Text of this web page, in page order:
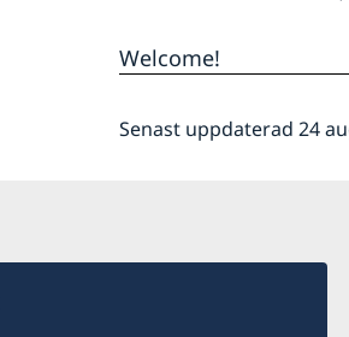
Welcome!
Senast uppdaterad 24